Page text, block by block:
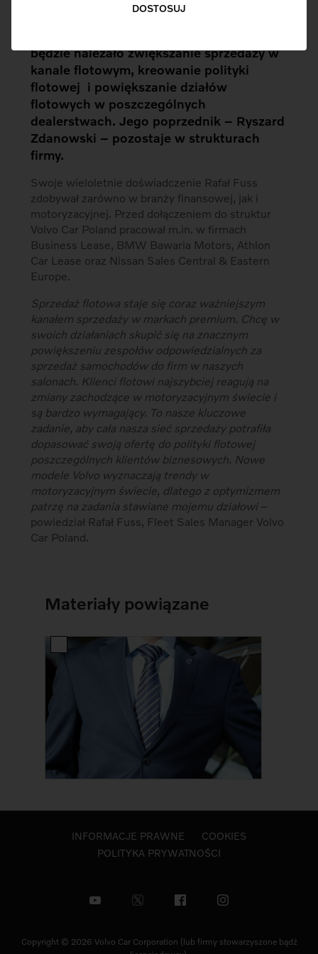
DOSTOSUJ
będzie należało zwiększanie sprzedaży w
kanale flotowym, kreowanie polityki
flotowej i powiększanie działów
flotowych w poszczególnych
dealerstwach. Jego poprzednik – Ryszard
Zdanowski – pozostaje w strukturach
firmy.
Swoje wieloletnie doświadczenie Rafał Fuss
zdobywał zarówno w branży finansowej, jak i
motoryzacyjnej. Przed dołączeniem do struktur
Volvo Car Poland pracował m.in. w firmach
Business Lease, BMW Bawaria Motors, Athlon
Car Lease oraz Nissan Sales Central & Eastern
Europe.
Sprzedaż flotowa staje się coraz ważniejszym
kanałem sprzedaży w markach premium. Chcę w
swoich działaniach skupić się na znacznym
powiększeniu zespołów odpowiedzialnych za
sprzedaż samochodów do firm w naszych
salonach. Klienci flotowi najszybciej reagują na
zmiany zachodzące w motoryzacyjnym świecie i
są bardzo wymagający. To nasze kluczowe
zadanie, aby cała nasza sieć sprzedaży potrafiła
dopasować swoją ofertę do polityki flotowej
poszczególnych klientów biznesowych. Nowe
modele Volvo wyznaczają trendy w
motoryzacyjnym świecie, dlatego z optymizmem
patrzę na zadania stawiane mojemu działowi–
powiedział Rafał Fuss, Fleet Sales Manager Volvo
Car Poland.
Materiały powiązane
INFORMACJE PRAWNE
COOKIES
POLITYKA PRYWATNOŚCI
Copyright © 2026 Volvo Car Corporation (lub firmy stowarzyszone bądź